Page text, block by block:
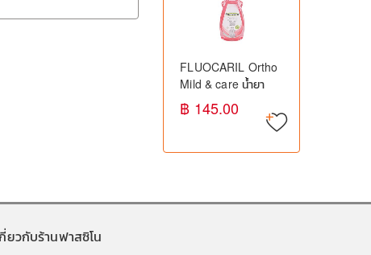
FLUOCARIL Ortho
Mild & care น้ำยา
บ้วนปากสำหรับคนจัด
ฟัน (500ml.)
฿ 145.00
ยวกับร้านฟาสซิโน